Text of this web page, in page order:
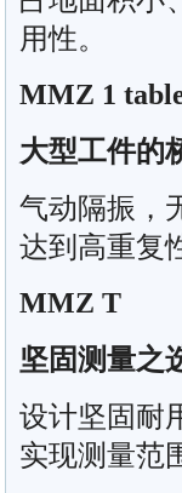
用性。
MMZ 1
大型工件的
气动隔振，
达到高重复
MMZ T
坚固测量之
设计坚固耐
实现测量范